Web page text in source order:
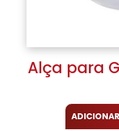
Alça para